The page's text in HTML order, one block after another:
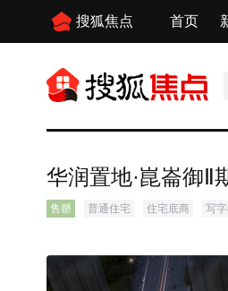
搜狐焦点 首页
华润置地·崑崙御Ⅱ
售罄 普通住宅 住宅底商 写